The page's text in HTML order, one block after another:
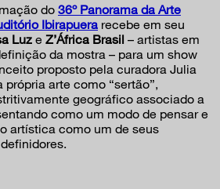
do 36º Panorama da Arte
Ibirapuera recebe em seu
Luz e Z’África Brasil – artistas em
da mostra – para um show
proposto pela curadora Julia
arte como “sertão”,
geográfico associado a
como um modo de pensar e
artística como um de seus